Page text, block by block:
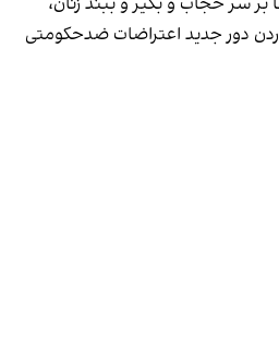
دور جدید اعتراضات ضدحکومتی